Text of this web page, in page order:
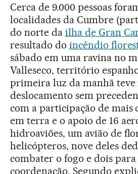
Cerca de 9.000 pessoas
localidades da Cumbre
do norte da ilha de Gran
resultado do incêndio
sábado em uma ravina no
Valleseco, território
primeira luz da manhã
deslocamento sem
com a participação de mais
em terra e o apoio de 16
hidroaviões, um avião de
helicópteros, nove deles
combater o fogo e dois para
coordenação. Segundo